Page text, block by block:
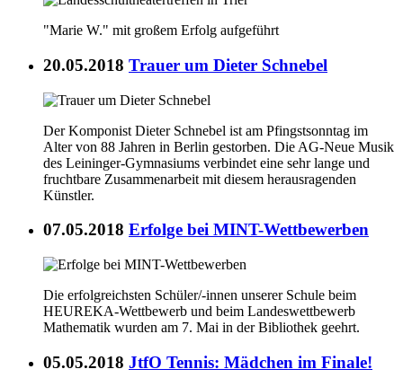
"Marie W." mit großem Erfolg aufgeführt
20.05.2018 Trauer um Dieter Schnebel
Der Komponist Dieter Schnebel ist am Pfingstsonntag im
Alter von 88 Jahren in Berlin gestorben. Die AG-Neue Musik
des Leininger-Gymnasiums verbindet eine sehr lange und
fruchtbare Zusammenarbeit mit diesem herausragenden
Künstler.
07.05.2018 Erfolge bei MINT-Wettbewerben
Die erfolgreichsten Schüler/-innen unserer Schule beim
HEUREKA-Wettbewerb und beim Landeswettbewerb
Mathematik wurden am 7. Mai in der Bibliothek geehrt.
05.05.2018 JtfO Tennis: Mädchen im Finale!